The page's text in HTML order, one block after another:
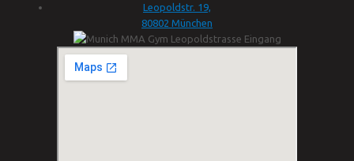
Leopoldstr. 19,
80802 München